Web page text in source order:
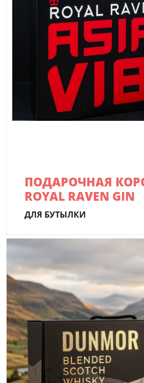
ПОДАРОЧНАЯ
ROYAL RAVEN GIN
ДЛЯ БУТЫЛКИ